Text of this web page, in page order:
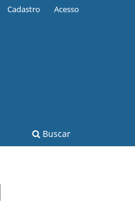
Buscar
Cadastro Acesso